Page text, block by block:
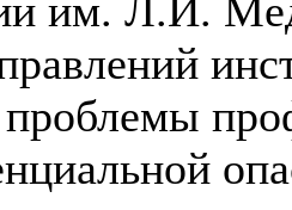
им. Л.И.